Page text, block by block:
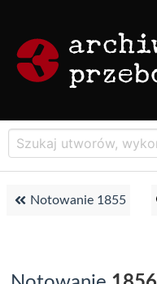
Notowanie 1855